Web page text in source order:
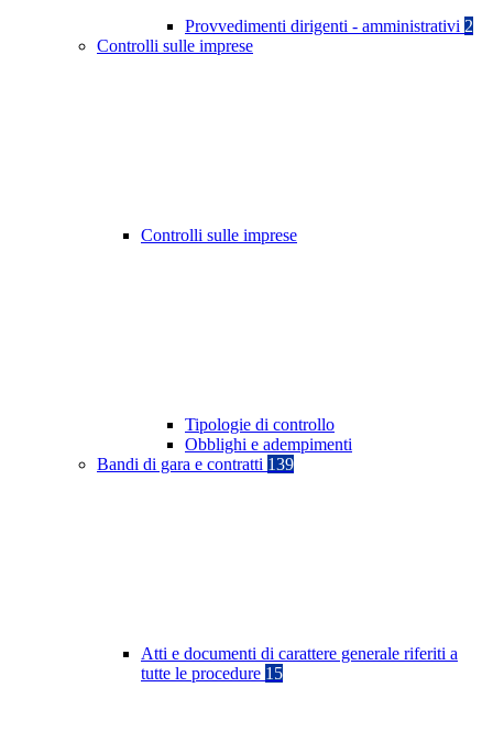
Provvedimenti dirigenti - amministrativi 2
Controlli sulle imprese
Controlli sulle imprese
Tipologie di controllo
Obblighi e adempimenti
Bandi di gara e contratti 139
Atti e documenti di carattere generale riferiti a
tutte le procedure 15